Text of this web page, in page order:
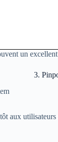
un
3.
aux